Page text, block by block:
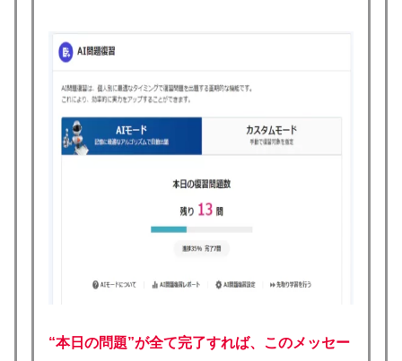
“本日の問題”が全て完了すれば、このメッセー